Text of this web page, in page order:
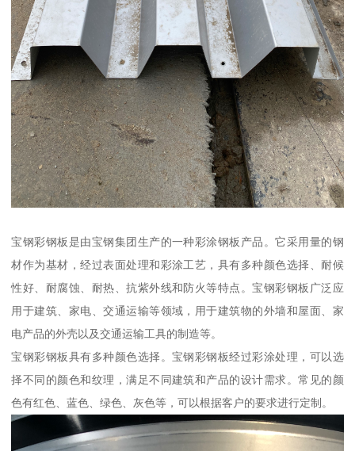
宝钢彩钢板是由宝钢集团生产的一种彩涂钢板产品。它采用量的钢
材作为基材，经过表面处理和彩涂工艺，具有多种颜色选择、耐候
性好、耐腐蚀、耐热、抗紫外线和防火等特点。宝钢彩钢板广泛应
用于建筑、家电、交通运输等领域，用于建筑物的外墙和屋面、家
电产品的外壳以及交通运输工具的制造等。
宝钢彩钢板具有多种颜色选择。宝钢彩钢板经过彩涂处理，可以选
择不同的颜色和纹理，满足不同建筑和产品的设计需求。常见的颜
色有红色、蓝色、绿色、灰色等，可以根据客户的要求进行定制。